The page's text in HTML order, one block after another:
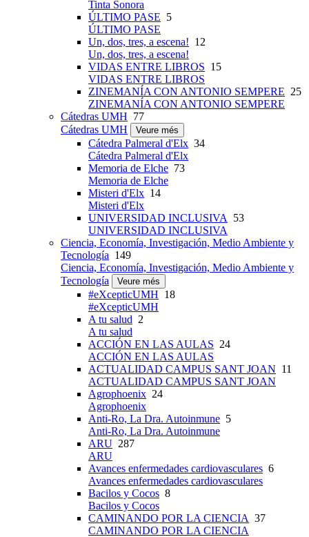
Tinta Sonora
ÚLTIMO PASE 5
ÚLTIMO PASE
Un, dos, tres, a escena! 12
Un, dos, tres, a escena!
VIDAS ENTRE LIBROS 15
VIDAS ENTRE LIBROS
ZINEMANÍA CON ANTONIO SEMPERE 25
ZINEMANÍA CON ANTONIO SEMPERE
Cátedras UMH 77
Cátedras UMH
Veure més
Cátedra Palmeral d'Elx 34
Cátedra Palmeral d'Elx
Memoria de Elche 73
Memoria de Elche
Misteri d'Elx 14
Misteri d'Elx
UNIVERSIDAD INCLUSIVA
53
UNIVERSIDAD INCLUSIVA
Ciencia, Economía, Investigación, Medio Ambiente y
Tecnología 149
Ciencia, Economía, Investigación, Medio Ambiente y
Tecnología
Veure més
#eXcepticUMH 18
#eXcepticUMH
A tu salud 2
A tu salud
ACCIÓN EN LAS AULAS 24
ACCIÓN EN LAS AULAS
ACTUALIDAD CAMPUS SANT JOAN 11
ACTUALIDAD CAMPUS SANT JOAN
Agrophoenix 24
Agrophoenix
Anti-Ro, La Dra. Autoinmune 5
Anti-Ro, La Dra. Autoinmune
ARU 287
ARU
Avances enfermedades cardiovasculares 6
Avances enfermedades cardiovasculares
Bacilos y Cocos 8
Bacilos y Cocos
CAMINANDO POR LA CIENCIA 37
CAMINANDO POR LA CIENCIA